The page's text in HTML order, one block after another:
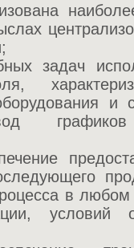
задач
графиков
в
условий